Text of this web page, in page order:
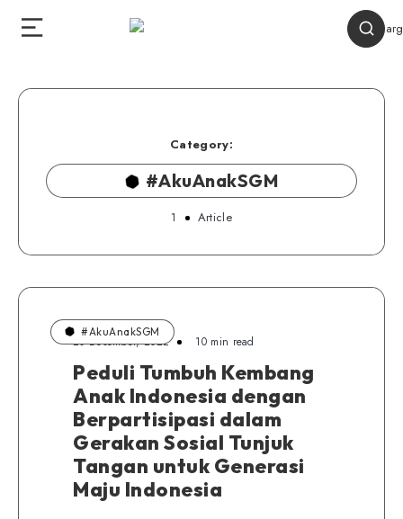
Category:
#AkuAnakSGM
1 Article
#AkuAnakSGM
20 Desember, 2022 10 min read
Peduli Tumbuh Kembang
Anak Indonesia dengan
Berpartisipasi dalam
Gerakan Sosial Tunjuk
Tangan untuk Generasi
Maju Indonesia